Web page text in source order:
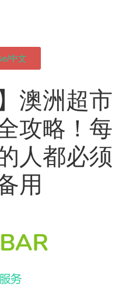
中文
澳洲超市
攻略！每
人都必须
用